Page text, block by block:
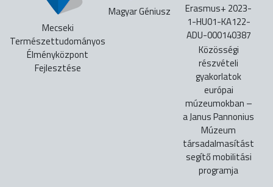
Mecseki
Természettudományos
Élményközpont
Fejlesztése
Magyar Géniusz
Erasmus+ 2023-
1-HU01-KA122-
ADU-000140387
Közösségi
részvételi
gyakorlatok
európai
múzeumokban –
a Janus Pannonius
Múzeum
társadalmasítást
segítő mobilitási
programja